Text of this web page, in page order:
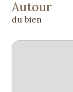
Autour
du bien